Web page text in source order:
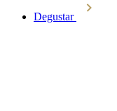
Degustar